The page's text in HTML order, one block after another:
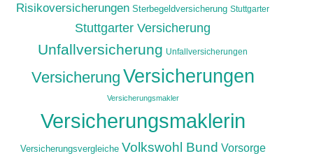
Risikoversicherungen Sterbegeldversicherung Stuttgarter
Stuttgarter Versicherung
Unfallversicherung Unfallversicherungen
Versicherung Versicherungen
Versicherungsmakler
Versicherungsmaklerin
Versicherungsvergleiche Volkswohl Bund Vorsorge